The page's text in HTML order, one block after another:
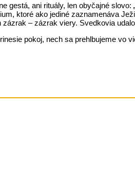
gestá, ani rituály, len obyčajné slovo:
ktoré ako jediné zaznamenáva
– zázrak viery. Svedkovia
pokoj, nech sa prehlbujeme vo